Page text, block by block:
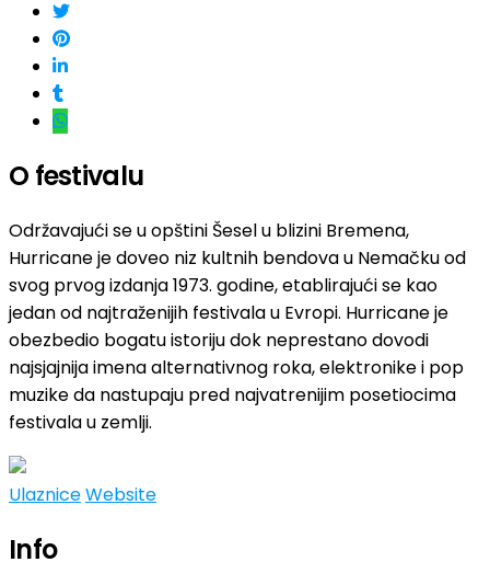
O festivalu
Održavajući se u opštini Šesel u blizini Bremena,
Hurricane je doveo niz kultnih bendova u Nemačku od
svog prvog izdanja 1973. godine, etablirajući se kao
jedan od najtraženijih festivala u Evropi. Hurricane je
obezbedio bogatu istoriju dok neprestano dovodi
najsjajnija imena alternativnog roka, elektronike i pop
muzike da nastupaju pred najvatrenijim posetiocima
festivala u zemlji.
UlazniceWebsite
Info